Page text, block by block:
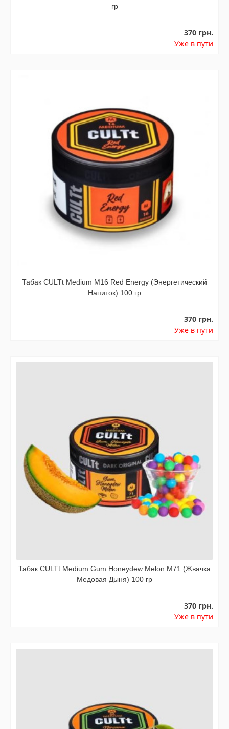
гр
370 грн.
Уже в пути
Табак CULTt Medium M16 Red Energy (Энергетический
Напиток) 100 гр
370 грн.
Уже в пути
Табак CULTt Medium Gum Honeydew Melon M71 (Жвачка
Медовая Дыня) 100 гр
370 грн.
Уже в пути